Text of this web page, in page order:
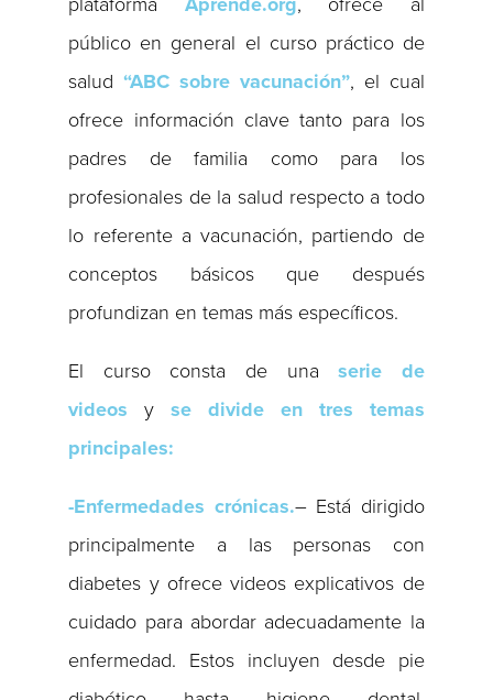
público en general el curso práctico de
salud“ABC sobre vacunación”, el cual
ofrece información clave tanto para los
padres de familia como para los
profesionales de la salud respecto a todo
lo referente a vacunación, partiendo de
conceptos básicos que después
profundizan en temas más específicos.
El curso consta de unaserie de
videos yse divide en tres temas
principales:
-Enfermedades crónicas.– Está dirigido
principalmente a las personas con
diabetes y ofrece videos explicativos de
cuidado para abordar adecuadamente la
enfermedad. Estos incluyen desde pie